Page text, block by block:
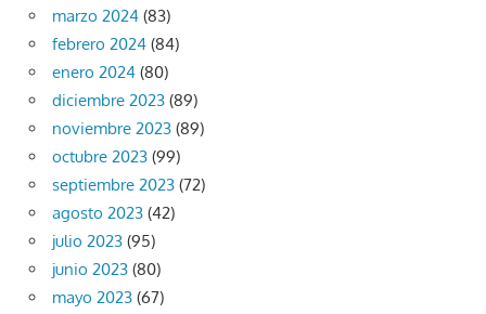
marzo 2024 (83)
febrero 2024 (84)
enero 2024 (80)
diciembre 2023 (89)
noviembre 2023 (89)
octubre 2023 (99)
septiembre 2023 (72)
agosto 2023 (42)
julio 2023 (95)
junio 2023 (80)
mayo 2023 (67)